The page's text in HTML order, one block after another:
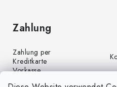
Zahlung
Zahlung per
Kreditkarte
Vorkasse